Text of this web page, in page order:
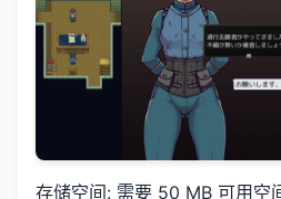
存储空间: 需要 50 MB 可用空